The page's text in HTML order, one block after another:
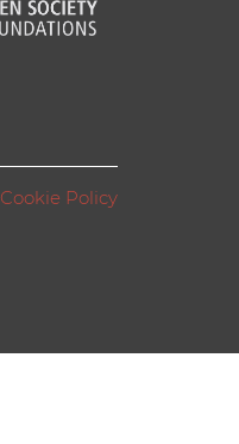
Cookie Policy